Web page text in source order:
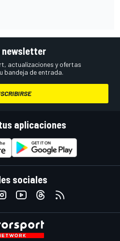
newsletter
actualizaciones y ofertas
bandeja de entrada.
aplicaciones
sociales